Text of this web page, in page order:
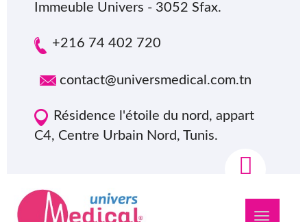
Immeuble Univers - 3052 Sfax.
+216 74 402 720
contact@universmedical.com.tn
Résidence l'étoile du nord, appart
C4, Centre Urbain Nord, Tunis.
Navigation